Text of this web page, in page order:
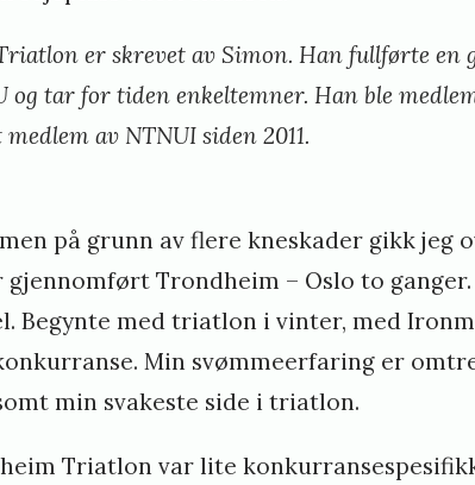
l
S
t
i
n
s
t
ø
er skrevet av Simon. Hanfullførte en
og tar for tiden enkeltemner. Han ble
av NTNUI siden 2011.
på grunn av flere kneskader gikk jeg
gjennomført Trondheim – Oslo to
Begynte med triatlon i vinter, med
Min svømmeerfaring er
min svakeste side i triatlon.
Triatlon var lite